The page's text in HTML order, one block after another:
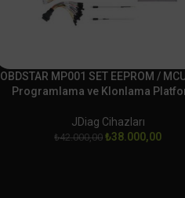
OBDSTAR MP001 SET EEPROM /
Programlama ve Klonlama
JDiag Cihazları
₺42.000,00 ₺38.000,00